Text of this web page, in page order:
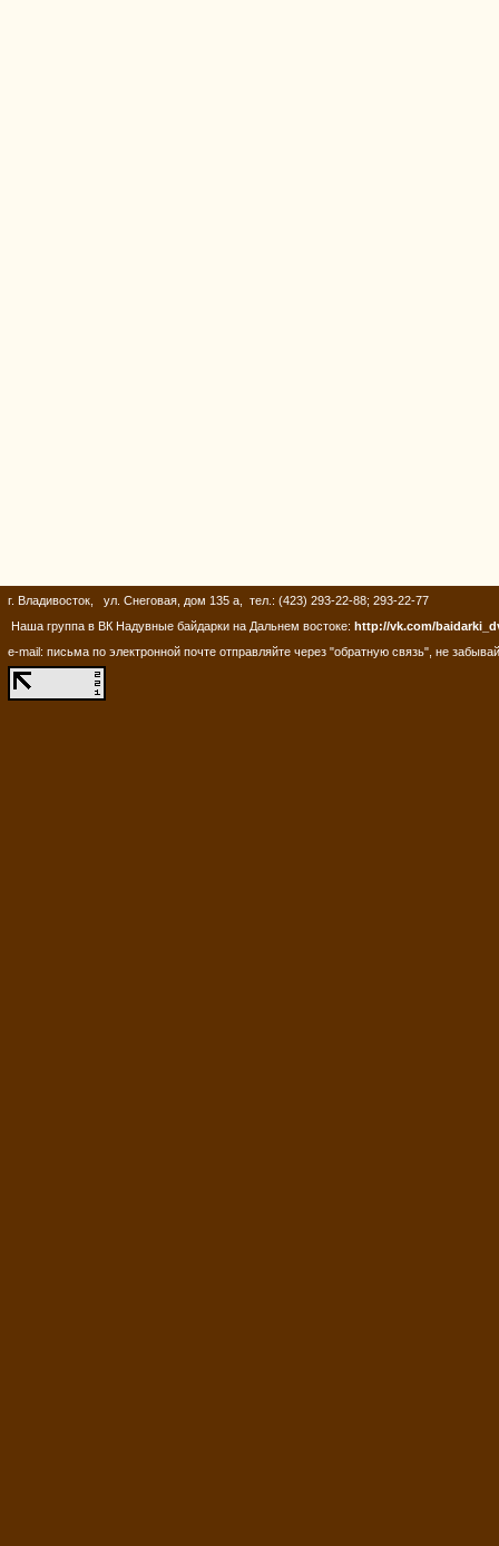
г. Владивосток, ул. Снеговая, дом 135 а, тел.: (423) 293-22-88; 293-22-77
Наша группа в ВК Надувные байдарки на Дальнем востоке: http://vk.com/
e-mail: письма по электронной почте отправляйте через "обратную связь", не